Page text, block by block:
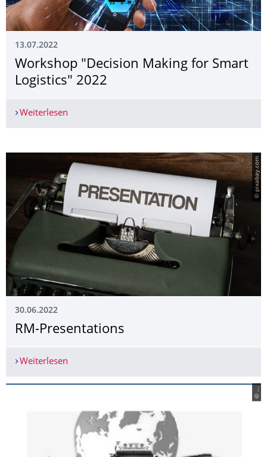
13.07.2022
Workshop "Decision Making for Smart
Logistics" 2022
Weiterlesen
© pixabay.com
30.06.2022
RM-Presentations
Weiterlesen
© ...